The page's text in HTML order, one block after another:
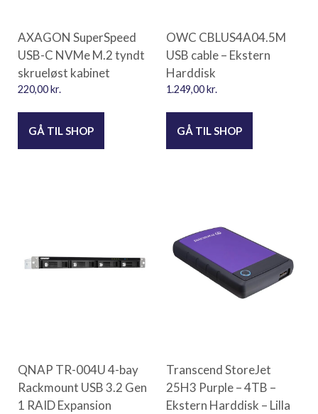
AXAGON SuperSpeed
USB-C NVMe M.2 tyndt
skrueløst kabinet
220,00kr.
GÅ TIL SHOP
OWC CBLUS4A04.5M
USB cable – Ekstern
Harddisk
1.249,00kr.
GÅ TIL SHOP
QNAP TR-004U 4-bay
Rackmount USB 3.2 Gen
1 RAID Expansion
Transcend StoreJet
25H3 Purple – 4TB –
Ekstern Harddisk – Lilla